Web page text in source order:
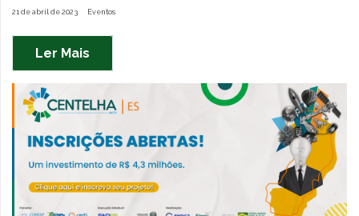
21 de abril de 2023 Eventos
Ler Mais